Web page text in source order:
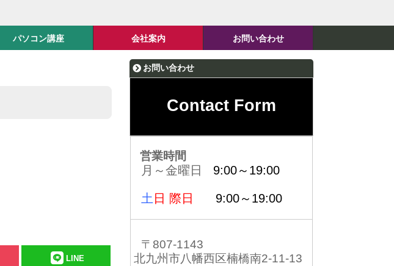
パソコン講座 会社案内 お問い合わせ
LINE
お問い合わせ
Contact Form
営業時間
月～金曜日 9:00～19:00
土 日 際日 9:00～19:00
〒807-1143
北九州市八幡西区楠橋南2-11-13